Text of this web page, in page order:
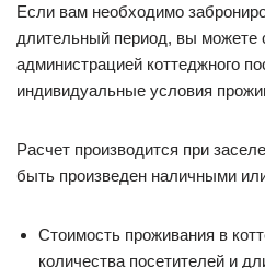
Если вам необходимо
длительный период, вы можете
администрацией коттеджного
индивидуальные условия
Расчет производится при
быть произведен наличными
Стоимость проживания в
количества посетителей и